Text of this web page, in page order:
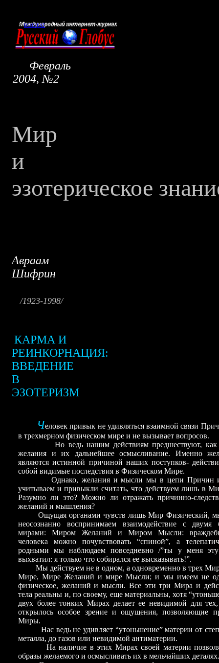
ВОЗВРАТ
Февраль
2004, №2
Мир
и
эзотерическое
Авраам
Шифрин
/1923-1998/
КАРМА И
РЕИНКОРНАЦИЯ:
ВВЕДЕНИЕ
В
ЭЗОТЕРИЗМ
Человек привык не удивляться взаимной связи
в трехмерном физическом мире и не вызывает вопросов.
Но ведь нашим действиям предшествуют, как
желания и их дальнейшее осмысливание. Именно
являются истинной причиной наших поступков-
собой видимые последствия в Физическом Мире.
Однако, желания и мысли мы в цепи Причин и
учитываем и привыкли считать, что действуем лишь в
Разумно ли это? Можно ли отражать причинно-
желаний и мышления?
Ощущая органами чувств лишь Мир Физический, мы
неосознанно воспринимаем взаимодействие с двумя
мирами: Миром Желаний и Миром Мысли:
человека можно почувствовать “спиной”, а
родными мы наблюдаем повседневно /”ты у меня
выхватил: я только что собирался ее высказывать!”.
Мы действуем не в одном, а одновременно в трех
Мире, Мире Желаний и мире Мысли; и мы имеем не
физическое, желаний и мысли. Все эти три Мира и
тела реальны и, по своему, еще материальны, хотя
двух более тонких Мирах делает ее невидимой для
открылось особое зрение и ощущения, позволяющие
Миры.
Нас ведь не удивляет “утоньшение” материи от
металла, до газов или невидимой антиматерии.
На наличие в этих Мирах своей материи
образы желаемого и осмысливать их в мельчайших деталях.